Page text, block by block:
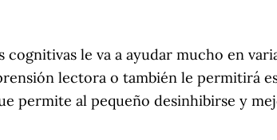
le va a ayudar mucho en
lectora o también le permitirá
permite al pequeño desinhibirse y